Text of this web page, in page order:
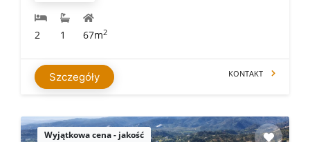
2 1 67m2
Szczegóły KONTAKT
Wyjątkowa cena - jakość